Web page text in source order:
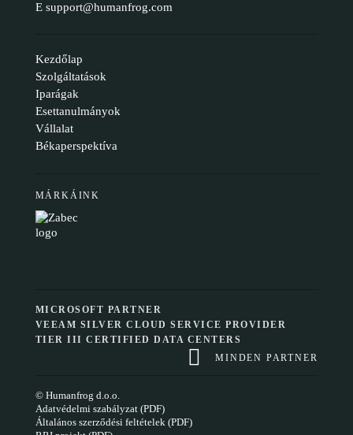
E support@humanfrog.com
Kezdőlap
Szolgáltatások
Iparágak
Esettanulmányok
Vállalat
Békaperspektíva
MÁRKÁINK
MICROSOFT PARTNER
VEEAM SILVER CLOUD SERVICE PROVIDER
TIER III CERTIFIED DATA CENTERS
MINDEN PARTNER
© Humanfrog d.o.o.
Adatvédelmi szabályzat (PDF)
Általános szerződési feltételek (PDF)